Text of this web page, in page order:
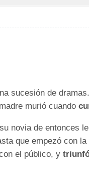
sucesión de
murió cuando
novia de entonces
que empezó con la
el público, y